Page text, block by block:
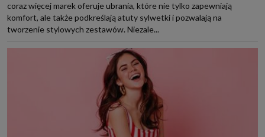
coraz więcej marek oferuje ubrania, które nie tylko zapewniają
komfort, ale także podkreślają atuty sylwetki i pozwalają na
tworzenie stylowych zestawów. Niezale...